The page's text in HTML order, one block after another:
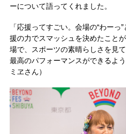
ーについて語ってくれました。
「応援ってすごい。会場の“わーっ
援の力でスマッシュを決めたこと
場で、スポーツの素晴らしさを見
最高のパフォーマンスができるよ
ミヱさん）